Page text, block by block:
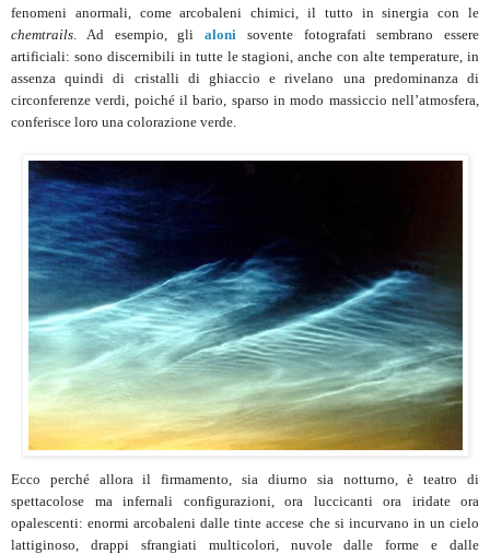
fenomeni anormali, come arcobaleni chimici, il tutto in sinergia con le
chemtrails . Ad esempio, gli aloni sovente fotografati sembrano essere
artificiali: sono discernibili in tutte le stagioni, anche con alte temperature, in
assenza quindi di cristalli di ghiaccio e rivelano una predominanza di
circonferenze verdi, poiché il bario, sparso in modo massiccio nell’atmosfera,
conferisce loro una colorazione verde.
Ecco perché allora il firmamento, sia diurno sia notturno, è teatro di
spettacolose ma infernali configurazioni, ora luccicanti ora iridate ora
opalescenti: enormi arcobaleni dalle tinte accese che si incurvano in un cielo
lattiginoso, drappi sfrangiati multicolori, nuvole dalle forme e dalle